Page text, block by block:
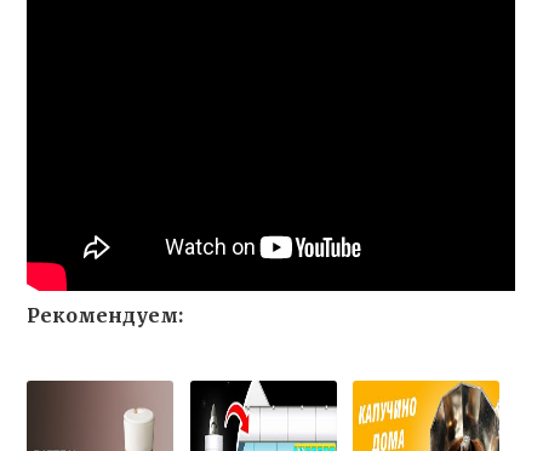
Рекомендуем: